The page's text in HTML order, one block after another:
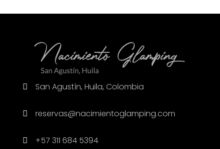
San Agustín, Huila, Colombia
reservas@nacimientoglamping.com
+57 311 684 5394